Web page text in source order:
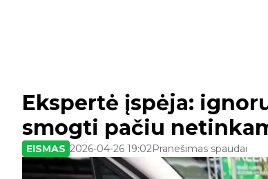
Ekspertė įspėja:
smogti pačiu
EISMAS 2026-04-26 19:02Pranešimas spaudai